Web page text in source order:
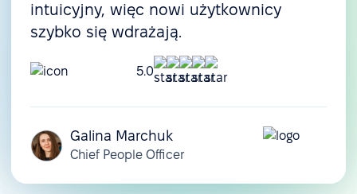
intuicyjny, więc nowi użytkownicy
szybko się wdrażają.
5.0
Galina Marchuk
Chief People Officer